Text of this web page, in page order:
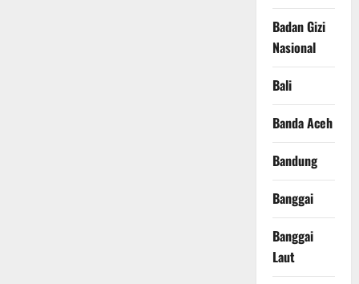
Badan Gizi
Nasional
Bali
Banda Aceh
Bandung
Banggai
Banggai
Laut